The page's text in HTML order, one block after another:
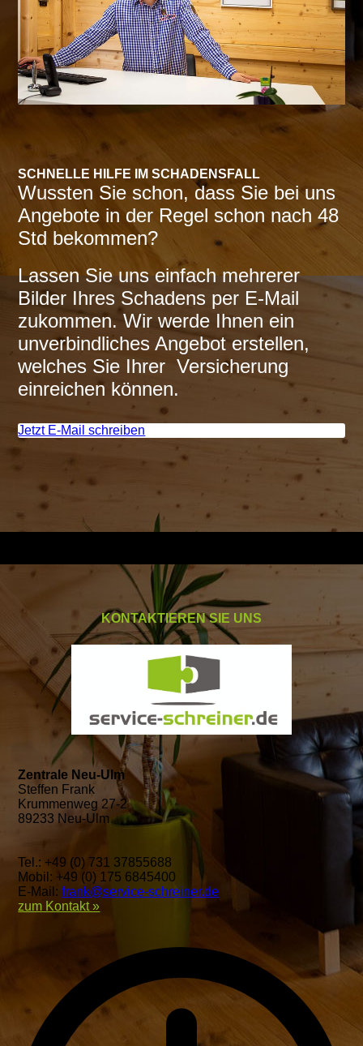
SCHNELLE HILFE IM SCHADENSFALL
Wussten Sie schon, dass Sie bei uns
Angebote in der Regel schon nach 48
Std bekommen?
Lassen Sie uns einfach meh­rerer
Bilder Ihres Schadens per E-Mail
zukommen. Wir werde Ihnen ein
unverbindliches Angebot erstellen,
welches Sie Ihrer Versicherung
einreichen können.
Jetzt E-Mail schreiben
KONTAKTIEREN SIE UNS
Zentrale Neu-Ulm
Steffen Frank
Krummenweg 27-2
89233 Neu-Ulm
Tel.: +49 (0) 731 37855688
Mobil: +49 (0) 175 6845400
E-Mail:frank@service-schreiner.de
zum Kontakt »